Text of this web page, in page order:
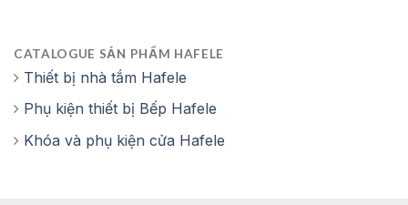
CATALOGUE SẢN PHẨM HAFELE
Thiết bị nhà tắm Hafele
Phụ kiện thiết bị Bếp Hafele
Khóa và phụ kiện cửa Hafele